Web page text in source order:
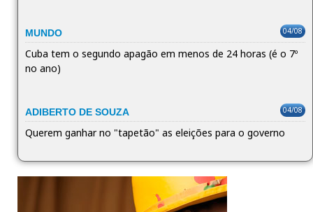
MUNDO 04/08
Cuba tem o segundo apagão em menos de 24 horas (é o 7º
no ano)
ADIBERTO DE SOUZA 04/08
Querem ganhar no "tapetão" as eleições para o governo